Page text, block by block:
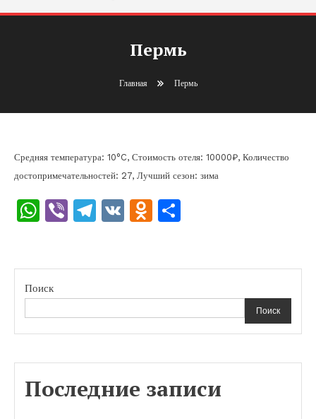
Пермь
Главная Пермь
Средняя температура: 10°C, Стоимость отеля: 10000₽, Количество
достопримечательностей: 27, Лучший сезон: зима
WhatsApp
ViberTelegram
VK Odnoklassniki
Поиск
Поиск
Последние записи